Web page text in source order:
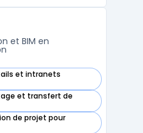
manière efficace en
et BIM en
et intranets
catégorie
et transfert de
catégorie
de projet pour
catégorie